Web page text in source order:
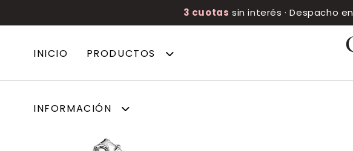
3 cuotas sin interés · Despacho en
INICIO PRODUCTOS
INFORMACIÓN